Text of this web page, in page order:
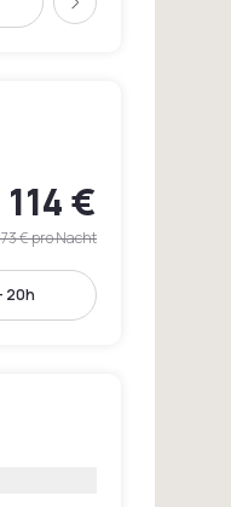
Weiter
114 €
€pro Nacht
20h